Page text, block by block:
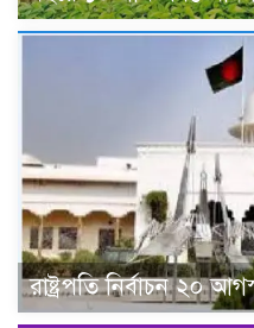
রাষ্ট্রপতি নির্বাচন ২০